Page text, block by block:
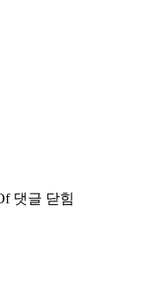
댓글 닫힘